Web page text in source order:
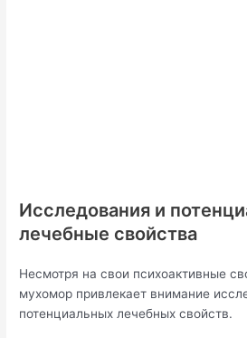
Исследования и
лечебные свойства
Несмотря на свои психоактивные
мухомор привлекает внимание
потенциальных лечебных свойств.